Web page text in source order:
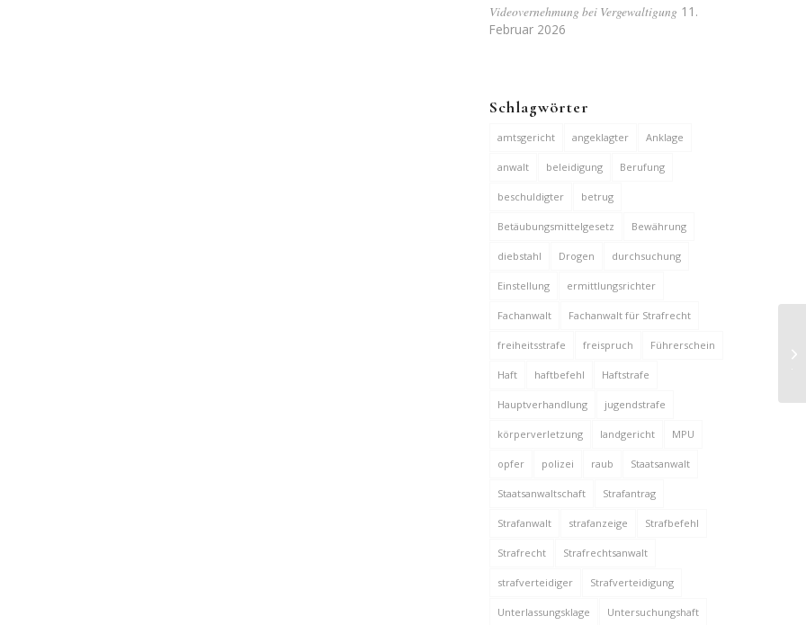
Videovernehmung bei Vergewaltigung 11.
Februar 2026
Schlagwörter
amtsgericht angeklagter Anklage
anwalt beleidigung Berufung
beschuldigter betrug
Betäubungsmittelgesetz Bewährung
diebstahl Drogen durchsuchung
Einstellung ermittlungsrichter
Fachanwalt Fachanwalt für Strafrecht
freiheitsstrafe freispruch Führerschein
Haft haftbefehl Haftstrafe
Hauptverhandlung jugendstrafe
körperverletzung landgericht MPU
opfer polizei raub Staatsanwalt
Staatsanwaltschaft Strafantrag
Strafanwalt strafanzeige Strafbefehl
Strafrecht Strafrechtsanwalt
strafverteidiger Strafverteidigung
Unterlassungsklage Untersuchungshaft